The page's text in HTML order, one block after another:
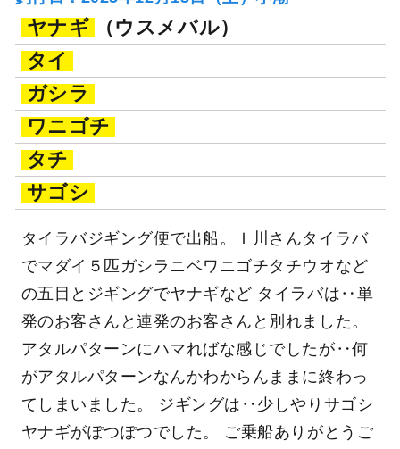
ヤナギ
（ウスメバル）
タイ
ガシラ
ワニゴチ
タチ
サゴシ
タイラバジギング便で出船。Ｉ川さんタイラバ
でマダイ５匹ガシラニベワニゴチタチウオなど
の五目とジギングでヤナギなど タイラバは‥単
発のお客さんと連発のお客さんと別れました。
アタルパターンにハマればな感じでしたが‥何
がアタルパターンなんかわからんままに終わっ
てしまいました。 ジギングは‥少しやりサゴシ
ヤナギがぽつぽつでした。 ご乗船ありがとうご